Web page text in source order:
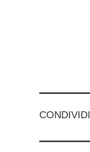
CONDIVIDI